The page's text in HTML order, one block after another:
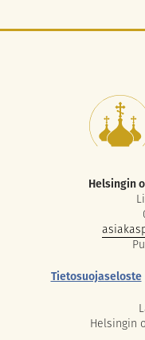
Helsingin
Tietosuojaseloste
Helsingin